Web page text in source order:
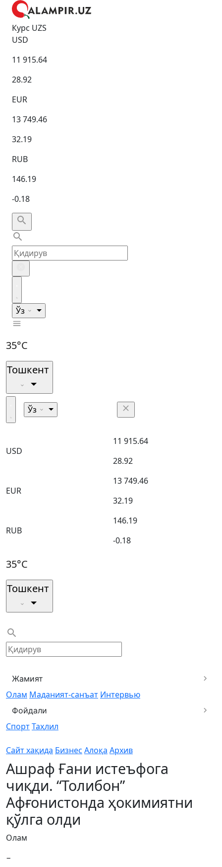
Курс UZS
USD
11 915.64
28.92
EUR
13 749.46
32.19
RUB
146.19
-0.18
Ўз
35°C
Тошкент
Ўз
USD
11 915.64
28.92
EUR
13 749.46
32.19
RUB
146.19
-0.18
35°C
Тошкент
Жамият
Олам Маданият-санъат Интервью
Фойдали
СпортТаҳлил
Сайт хақида Бизнес Алоқа Архив
Ашраф Ғани истеъфога
чиқди. “Толибон”
Афғонистонда ҳокимиятни
қўлга олди
Олам
−